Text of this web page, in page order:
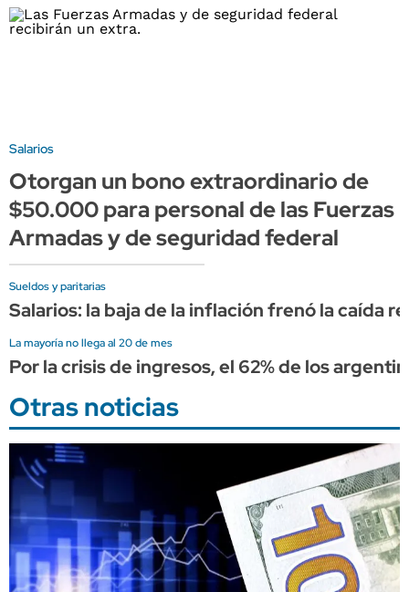
Salarios
Otorgan un bono extraordinario de
$50.000 para personal de las Fuerzas
Armadas y de seguridad federal
Sueldos y paritarias
Salarios: la baja de la inflación frenó la caída
La mayoría no llega al 20 de mes
Por la crisis de ingresos, el 62% de los
Otras noticias